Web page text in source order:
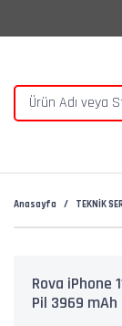
Anasayfa TEKNİK
Rova iPhone
Pil 3969 mAh